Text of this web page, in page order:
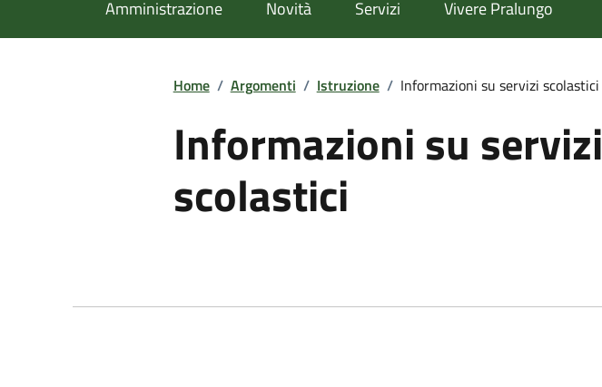
Amministrazione Novità Servizi Vivere Pralungo
Home / Argomenti / Istruzione / Informazioni su servizi scolastici
Informazioni su servizi
scolastici